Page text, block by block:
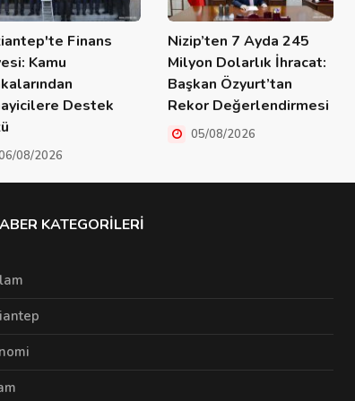
Finans
Kamu
Destek
08/2026
Nizip’ten 7 Ayda 245
Milyon Dolarlık İhracat:
Başkan Özyurt’tan
Rekor Değerlendirmesi
05/08/2026
KATEGORILERI